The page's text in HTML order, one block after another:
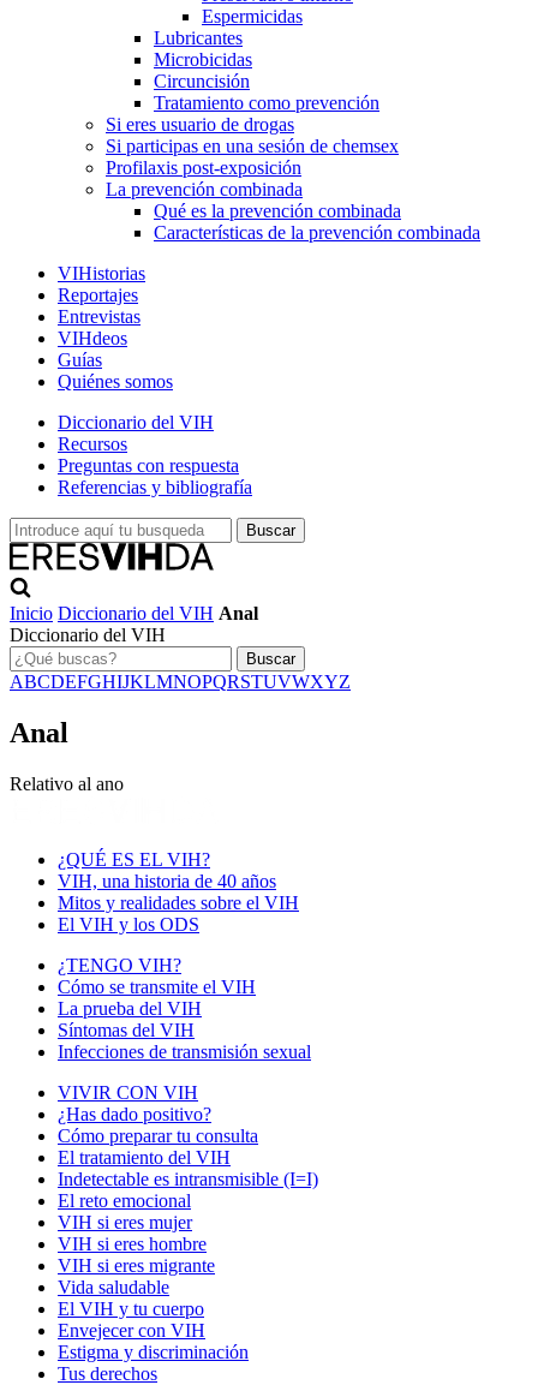
Espermicidas
Lubricantes
Microbicidas
Circuncisión
Tratamiento como prevención
Si eres usuario de drogas
Si participas en una sesión de chemsex
Profilaxis post-exposición
La prevención combinada
Qué es la prevención combinada
Características de la prevención combinada
VIHistorias
Reportajes
Entrevistas
VIHdeos
Guías
Quiénes somos
Diccionario del VIH
Recursos
Preguntas con respuesta
Referencias y bibliografía
Inicio Diccionario del VIH Anal
Diccionario del VIH
Buscar
ABCDEFGHIJKLMNOPQRSTUVWXYZ
Anal
Relativo al ano
¿QUÉ ES EL VIH?
VIH, una historia de 40 años
Mitos y realidades sobre el VIH
El VIH y los ODS
¿TENGO VIH?
Cómo se transmite el VIH
La prueba del VIH
Síntomas del VIH
Infecciones de transmisión sexual
VIVIR CON VIH
¿Has dado positivo?
Cómo preparar tu consulta
El tratamiento del VIH
Indetectable es intransmisible (I=I)
El reto emocional
VIH si eres mujer
VIH si eres hombre
VIH si eres migrante
Vida saludable
El VIH y tu cuerpo
Envejecer con VIH
Estigma y discriminación
Tus derechos